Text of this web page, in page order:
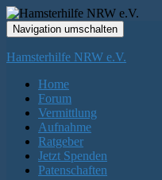
Navigation umschalten
Hamsterhilfe NRW e.V.
Home
Forum
Vermittlung
Aufnahme
Ratgeber
Jetzt Spenden
Patenschaften